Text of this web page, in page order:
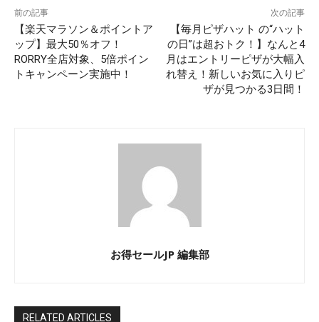
前の記事
【楽天マラソン＆ポイントア
ップ】最大50％オフ！
RORRY全店対象、5倍ポイン
トキャンペーン実施中！
次の記事
【毎月ピザハット の“ハット
の日”は超おトク！】なんと4
月はエントリーピザが大幅入
れ替え！新しいお気に入りピ
ザが見つかる3日間！
お得セールJP 編集部
RELATED ARTICLES